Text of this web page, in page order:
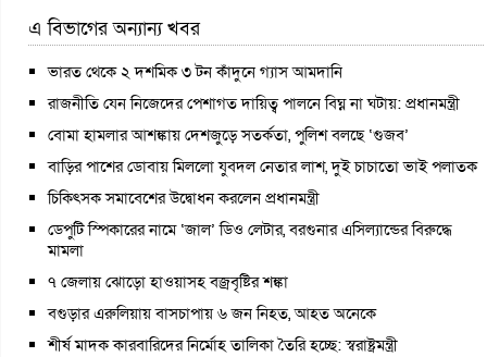
এ বিভাগের অন্যান্য খবর
ভারত থেকে ২ দশমিক ৩ টন কাঁদুনে গ্যাস আমদানি
রাজনীতি যেন নিজেদের পেশাগত দায়িত্ব পালনে বিঘ্ন না ঘটায়: প্রধানমন্ত্রী
বোমা হামলার আশঙ্কায় দেশজুড়ে সতর্কতা, পুলিশ বলছে ‘গুজব’
বাড়ির পাশের ডোবায় মিললো যুবদল নেতার লাশ, দুই চাচাতো ভাই পলাতক
চিকিৎসক সমাবেশের উদ্বোধন করলেন প্রধানমন্ত্রী
ডেপুটি স্পিকারের নামে ‘জাল’ ডিও লেটার, বরগুনার এসিল্যান্ডের বিরুদ্ধে
মামলা
৭ জেলায় ঝোড়ো হাওয়াসহ বজ্রবৃষ্টির শঙ্কা
বগুড়ার এরুলিয়ায় বাসচাপায় ৬ জন নিহত, আহত অনেকে
শীর্ষ মাদক কারবারিদের নির্মোহ তালিকা তৈরি হচ্ছে: স্বরাষ্ট্রমন্ত্রী